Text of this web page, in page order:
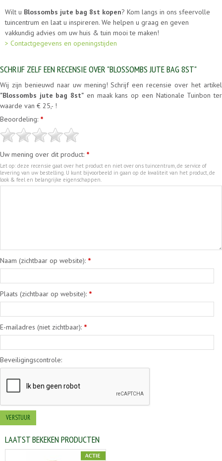
Wilt u Blossombs jute bag 8st kopen? Kom langs in ons sfeervolle
tuincentrum en laat u inspireren. We helpen u graag en geven
vakkundig advies om uw huis & tuin mooi te maken!
> Contactgegevens en openingstijden
SCHRIJF ZELF EEN RECENSIE OVER "BLOSSOMBS JUTE BAG 8ST"
Wij zijn benieuwd naar uw mening! Schrijf een recensie over het artikel
"Blossombs jute bag 8st" en maak kans op een Nationale Tuinbon ter
waarde van € 25,- !
Beoordeling: *
Uw mening over dit product: *
Let op: deze recensie gaat over het product en niet over ons tuincentrum, de service of
levering van uw bestelling. U kunt bijvoorbeeld in gaan op de kwaliteit van het product, de
look & feel en belangrijke eigenschappen.
Naam (zichtbaar op website): *
Plaats (zichtbaar op website): *
E-mailadres (niet zichtbaar): *
Beveiligingscontrole:
LAATST BEKEKEN PRODUCTEN